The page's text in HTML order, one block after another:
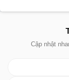
Cập nhật